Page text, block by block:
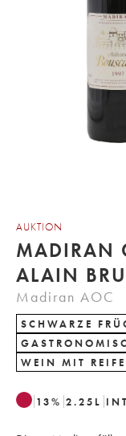
AUKTION
MADIRAN
Madiran AOC
SCHWARZE
WEIN MIT
13% 2.25 L